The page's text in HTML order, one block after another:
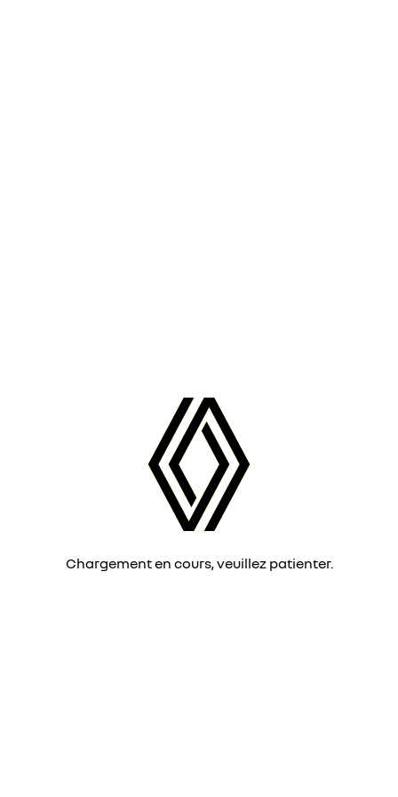
Chargement en cours, veuillez patienter.